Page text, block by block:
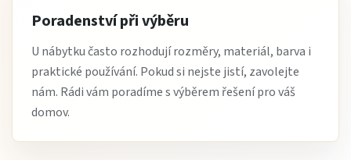
Poradenství při výběru
U nábytku často rozhodují rozměry, materiál, barva i
praktické používání. Pokud si nejste jistí, zavolejte
nám. Rádi vám poradíme s výběrem řešení pro váš
domov.